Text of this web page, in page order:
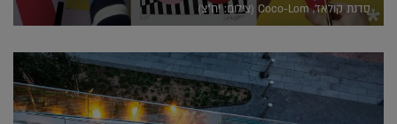
סדנת קולאז', Coco-Lom (צילום: יח"צ)